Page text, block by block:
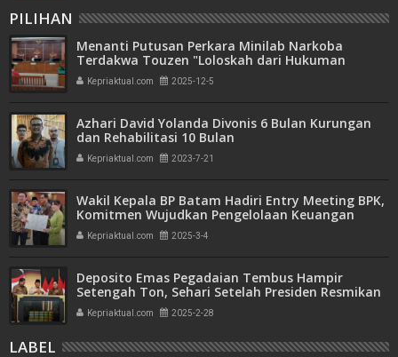
PILIHAN
Menanti Putusan Perkara Minilab Narkoba
Terdakwa Touzen "Loloskah dari Hukuman
Seumur Hidup atau Mati"
Kepriaktual.com 2025-12-5
Azhari David Yolanda Divonis 6 Bulan Kurungan
dan Rehabilitasi 10 Bulan
Kepriaktual.com 2023-7-21
Wakil Kepala BP Batam Hadiri Entry Meeting BPK,
Komitmen Wujudkan Pengelolaan Keuangan
Transparan dan Akuntabel
Kepriaktual.com 2025-3-4
Deposito Emas Pegadaian Tembus Hampir
Setengah Ton, Sehari Setelah Presiden Resmikan
Bank Emas
Kepriaktual.com 2025-2-28
LABEL